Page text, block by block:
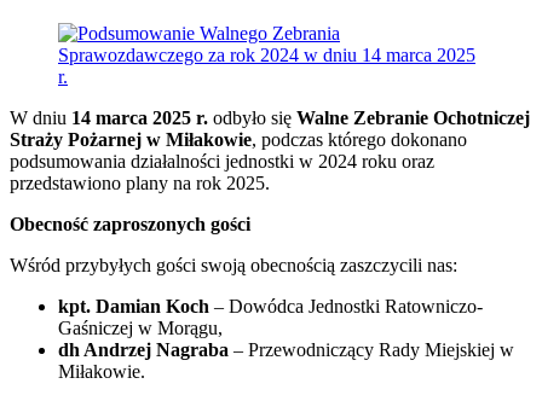
W dniu 14 marca 2025 r. odbyło się Walne Zebranie Ochotniczej
Straży Pożarnej w Miłakowie, podczas którego dokonano
podsumowania działalności jednostki w 2024 roku oraz
przedstawiono plany na rok 2025.
Obecność zaproszonych gości
Wśród przybyłych gości swoją obecnością zaszczycili nas:
kpt. Damian Koch – Dowódca Jednostki Ratowniczo-
Gaśniczej w Morągu,
dh Andrzej Nagraba – Przewodniczący Rady Miejskiej w
Miłakowie.